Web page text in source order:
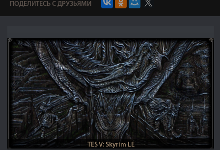
ПОДЕЛИТЕСЬ С ДРУЗЬЯМИ
TES V: Skyrim LE